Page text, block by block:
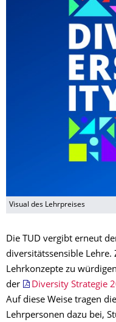
Visual des Lehrpreises
Die TUD vergibt erneut
diversitätssensible Lehre.
Lehrkonzepte zu
der
Diversity Strategie
Auf diese Weise tragen
Lehrpersonen dazu bei,